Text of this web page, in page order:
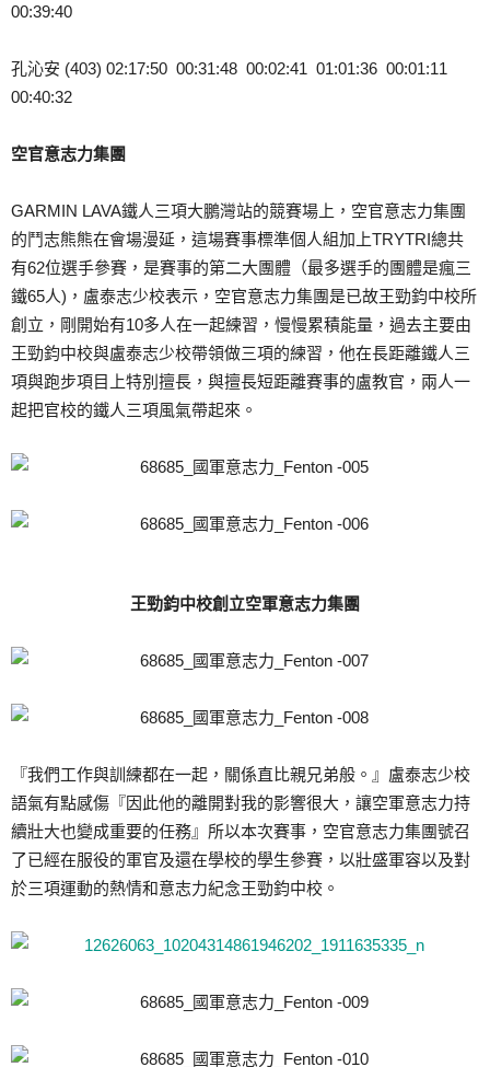
00:39:40
孔沁安 (403) 02:17:50 00:31:48 00:02:41 01:01:36 00:01:11
00:40:32
空官意志力集團
GARMIN LAVA鐵人三項大鵬灣站的競賽場上，空官意志力集團
的鬥志熊熊在會場漫延，這場賽事標準個人組加上TRYTRI總共
有62位選手參賽，是賽事的第二大團體（最多選手的團體是瘋三
鐵65人)，盧泰志少校表示，空官意志力集團是已故王勁鈞中校所
創立，剛開始有10多人在一起練習，慢慢累積能量，過去主要由
王勁鈞中校與盧泰志少校帶領做三項的練習，他在長距離鐵人三
項與跑步項目上特別擅長，與擅長短距離賽事的盧教官，兩人一
起把官校的鐵人三項風氣帶起來。
王勁鈞中校創立空軍意志力集團
『我們工作與訓練都在一起，關係直比親兄弟般。』盧泰志少校
語氣有點感傷『因此他的離開對我的影響很大，讓空軍意志力持
續壯大也變成重要的任務』所以本次賽事，空官意志力集團號召
了已經在服役的軍官及還在學校的學生參賽，以壯盛軍容以及對
於三項運動的熱情和意志力紀念王勁鈞中校。